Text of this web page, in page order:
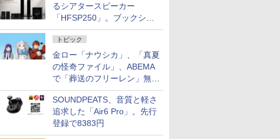
るシアタースピーカー
「HFSP250」。ブックシェ
ルフはペア3万円以下
トピック
金ロー「ナウシカ」、「真夏
の怪奇ファイル」、ABEMA
で「葬送のフリーレン」無料
配信など。夏の特番・配信情
報
SOUNDPEATS、音質と軽さ
追求した「Air6 Pro」。先行
登録で8383円